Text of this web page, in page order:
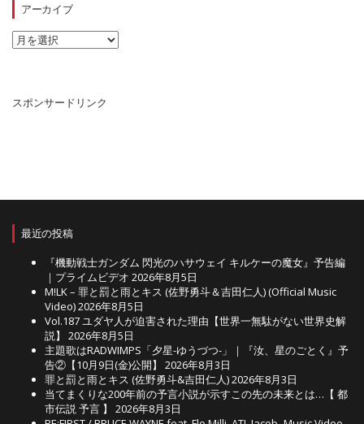
ー
アーカイブ
ア
ー
スポンサードリンク
最近の投稿
『機動戦士ガンダム 閃光のハサウェイ キルケーの魔女』予告編
｜プライムビデオ 2026年8月5日
M!LK – 罪と罰と雨とキス (佐野勇斗＆吉田仁人) (Official Music
Video)2026年8月5日
Vol.187 ユダヤ人が迫害された理由【世界一無駄がない世界史解
説】
2026年8月5日
主題歌はRADWIMPS「夕星-ゆうづつ-」｜『汝、星のごとく』予
告②【10月9日(金)公開】
2026年8月3日
罪と罰と雨とキス (佐野勇斗&吉田仁人)2026年8月3日
当てまくりな200年前の予言小説が示すこの先の未来とは…【 都
市伝説 予言 】
2026年8月3日